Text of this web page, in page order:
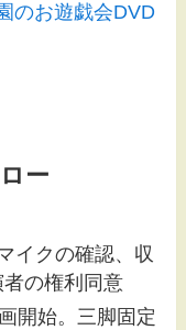
のお遊戯会DVD
ー
イクの確認、収
の権利同意
開始。三脚固定